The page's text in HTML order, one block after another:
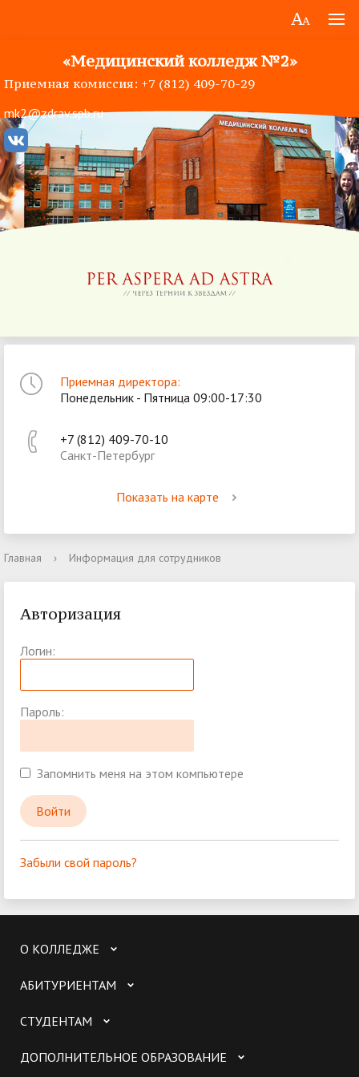
«Медицинский колледж №2»
Приемная комиссия: +7 (812) 409-70-29
mk2@zdrav.spb.ru
Приемная директора:
Понедельник - Пятница 09:00-17:30
+7 (812) 409-70-10
Санкт-Петербург
Показать на карте
Главная › Информация для сотрудников
Авторизация
Логин:
Пароль:
Запомнить меня на этом компьютере
Забыли свой пароль?
О КОЛЛЕДЖЕ
АБИТУРИЕНТАМ
СТУДЕНТАМ
ДОПОЛНИТЕЛЬНОЕ ОБРАЗОВАНИЕ